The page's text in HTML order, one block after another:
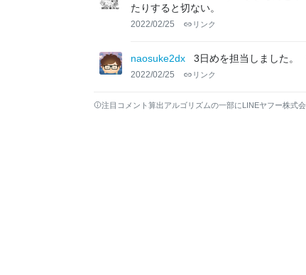
たりすると切ない。
2022/02/25 リンク
naosuke2dx 3日めを担当しました。
2022/02/25 リンク
注目コメント算出アルゴリズムの一部にLINEヤフー株式